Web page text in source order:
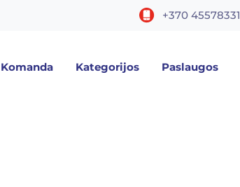
+370 45578331
Komanda Kategorijos Paslaugos